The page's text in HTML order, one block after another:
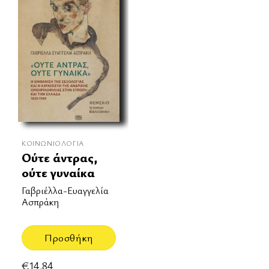
ΚΟΙΝΩΝΙΟΛΟΓΊΑ
Ούτε άντρας,
ούτε γυναίκα
Γαβριέλλα-Ευαγγελία
Ασπράκη
Προσθήκη
€14.84